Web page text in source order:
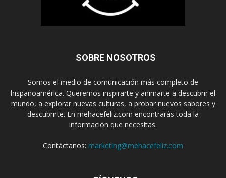
SOBRE NOSOTROS
Somos el medio de comunicación más completo de
hispanoamérica. Queremos inspirarte y animarte a descubrir el
mundo, a explorar nuevas culturas, a probar nuevos sabores y
descubrirte. En mehacefeliz.com encontrarás toda la
información que necesitas.
Contáctanos: marketing@mehacefeliz.com